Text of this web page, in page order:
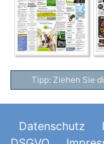
Tipp: Ziehen Sie
Datenschutz